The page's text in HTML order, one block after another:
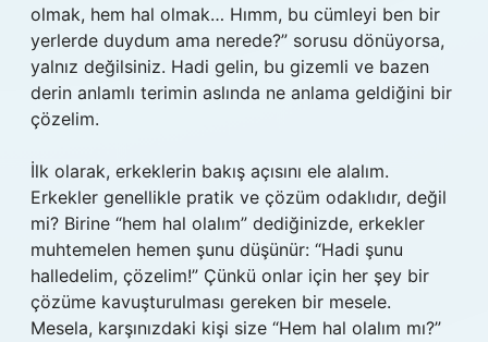
olmak, hem hal olmak… Hımm, bu cümleyi ben bir
yerlerde duydum ama nerede?” sorusu dönüyorsa,
yalnız değilsiniz. Hadi gelin, bu gizemli ve bazen
derin anlamlı terimin aslında ne anlama geldiğini bir
çözelim.
İlk olarak, erkeklerin bakış açısını ele alalım.
Erkekler genellikle pratik ve çözüm odaklıdır, değil
mi? Birine “hem hal olalım” dediğinizde, erkekler
muhtemelen hemen şunu düşünür: “Hadi şunu
halledelim, çözelim!” Çünkü onlar için her şey bir
çözüme kavuşturulması gereken bir mesele.
Mesela, karşınızdaki kişi size “Hem hal olalım mı?”